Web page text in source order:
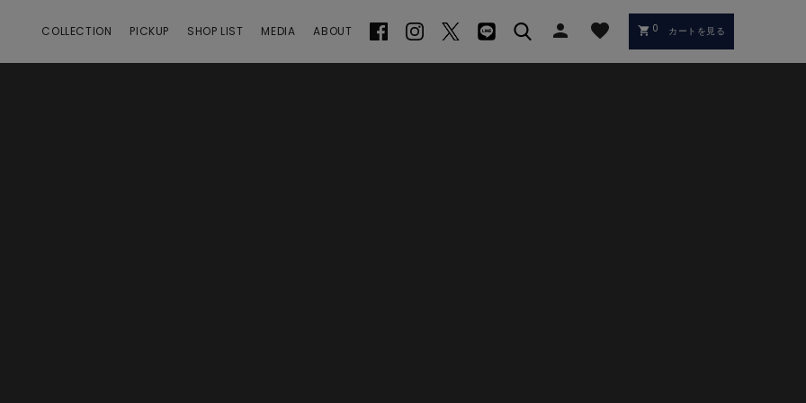
ー | ANGEL CLOVER
COLLECTION PICKUP SHOP LIST MEDIA ABOUT person favorite shopping_cart 0 カートを見る